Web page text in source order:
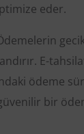
eder.
E-
ödeme
bir